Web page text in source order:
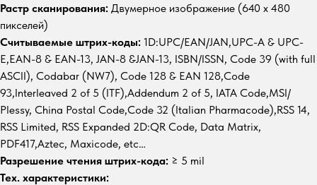
Растр сканирования: Двумерное изображение (640 x 480
пикселей)
Считываемые штрих-коды: 1D:UPC/EAN/JAN,UPC-A & UPC-
E,EAN-8 & EAN-13, JAN-8 &JAN-13, ISBN/ISSN, Code 39 (with full
ASCII), Codabar (NW7), Code 128 & EAN 128,Code
93,Interleaved 2 of 5 (ITF),Addendum 2 of 5, IATA Code,MSI/
Plessy, China Postal Code,Code 32 (Italian Pharmacode),RSS 14,
RSS Limited, RSS Expanded 2D:QR Code, Data Matrix,
PDF417,Aztec, Maxicode, etc…
Разрешение чтения штрих-кода: ≥ 5 mil
Тех. характеристики: